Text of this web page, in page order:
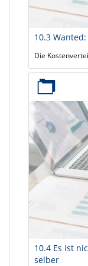
10.3
Die
10.4 Es ist
selber